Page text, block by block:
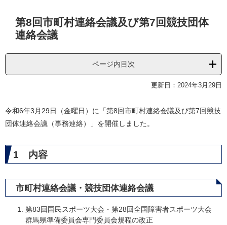
第8回市町村連絡会議及び第7回競技団体
連絡会議
ページ内目次
更新日：2024年3月29日
令和6年3月29日（金曜日）に「第8回市町村連絡会議及び第7回競技
団体連絡会議（事務連絡）」を開催しました。
1 内容
市町村連絡会議・競技団体連絡会議
第83回国民スポーツ大会・第28回全国障害者スポーツ大会
群馬県準備委員会専門委員会規程の改正